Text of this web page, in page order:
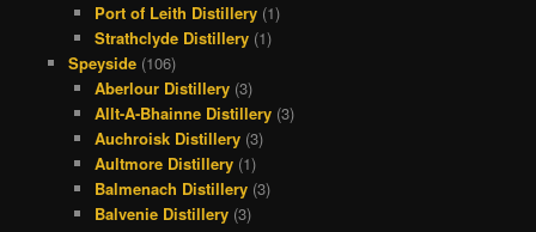
Port of Leith Distillery (1)
Strathclyde Distillery (1)
Speyside(106)
Aberlour Distillery (3)
Allt-A-Bhainne Distillery (3)
Auchroisk Distillery (3)
Aultmore Distillery (1)
Balmenach Distillery (3)
Balvenie Distillery (3)